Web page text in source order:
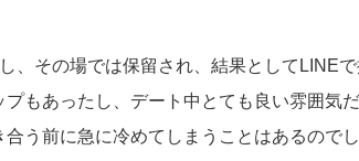
、その場では保留され、結果としてLINE
もあったし、デート中とても良い雰囲気
う前に急に冷めてしまうことはあるので